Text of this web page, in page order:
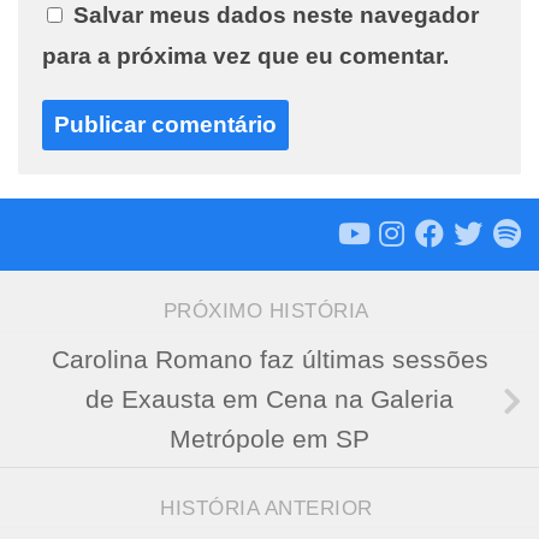
Salvar meus dados neste navegador
para a próxima vez que eu comentar.
PRÓXIMO HISTÓRIA
Carolina Romano faz últimas sessões
de Exausta em Cena na Galeria
Metrópole em SP
HISTÓRIA ANTERIOR